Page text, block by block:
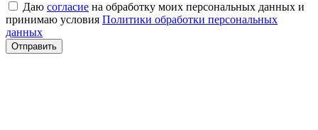
Даю согласие на обработку моих персональных данных и
принимаю условия Политики обработки персональных
данных
Отправить